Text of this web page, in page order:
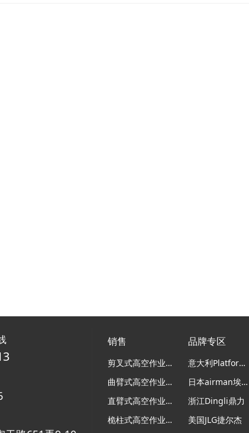
销售
剪叉式高空作业平台
曲臂式高空作业平台
直臂式高空作业平台
桅柱式高空作业平台
品牌专区
意大利Platform Basket蜘蛛车
日本airman埃尔曼
浙江Dingli鼎力
美国JLG捷尔杰